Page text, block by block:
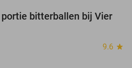
37%
bitterballen bij Vier
9.6 star